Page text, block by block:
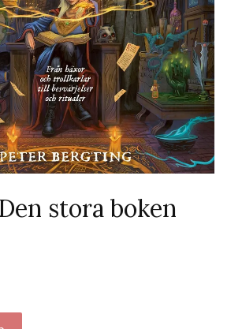
stora boken